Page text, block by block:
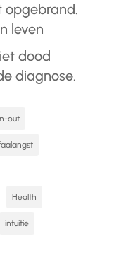
opgebrand.
leven
dood
diagnose.
out
Health
intuitie